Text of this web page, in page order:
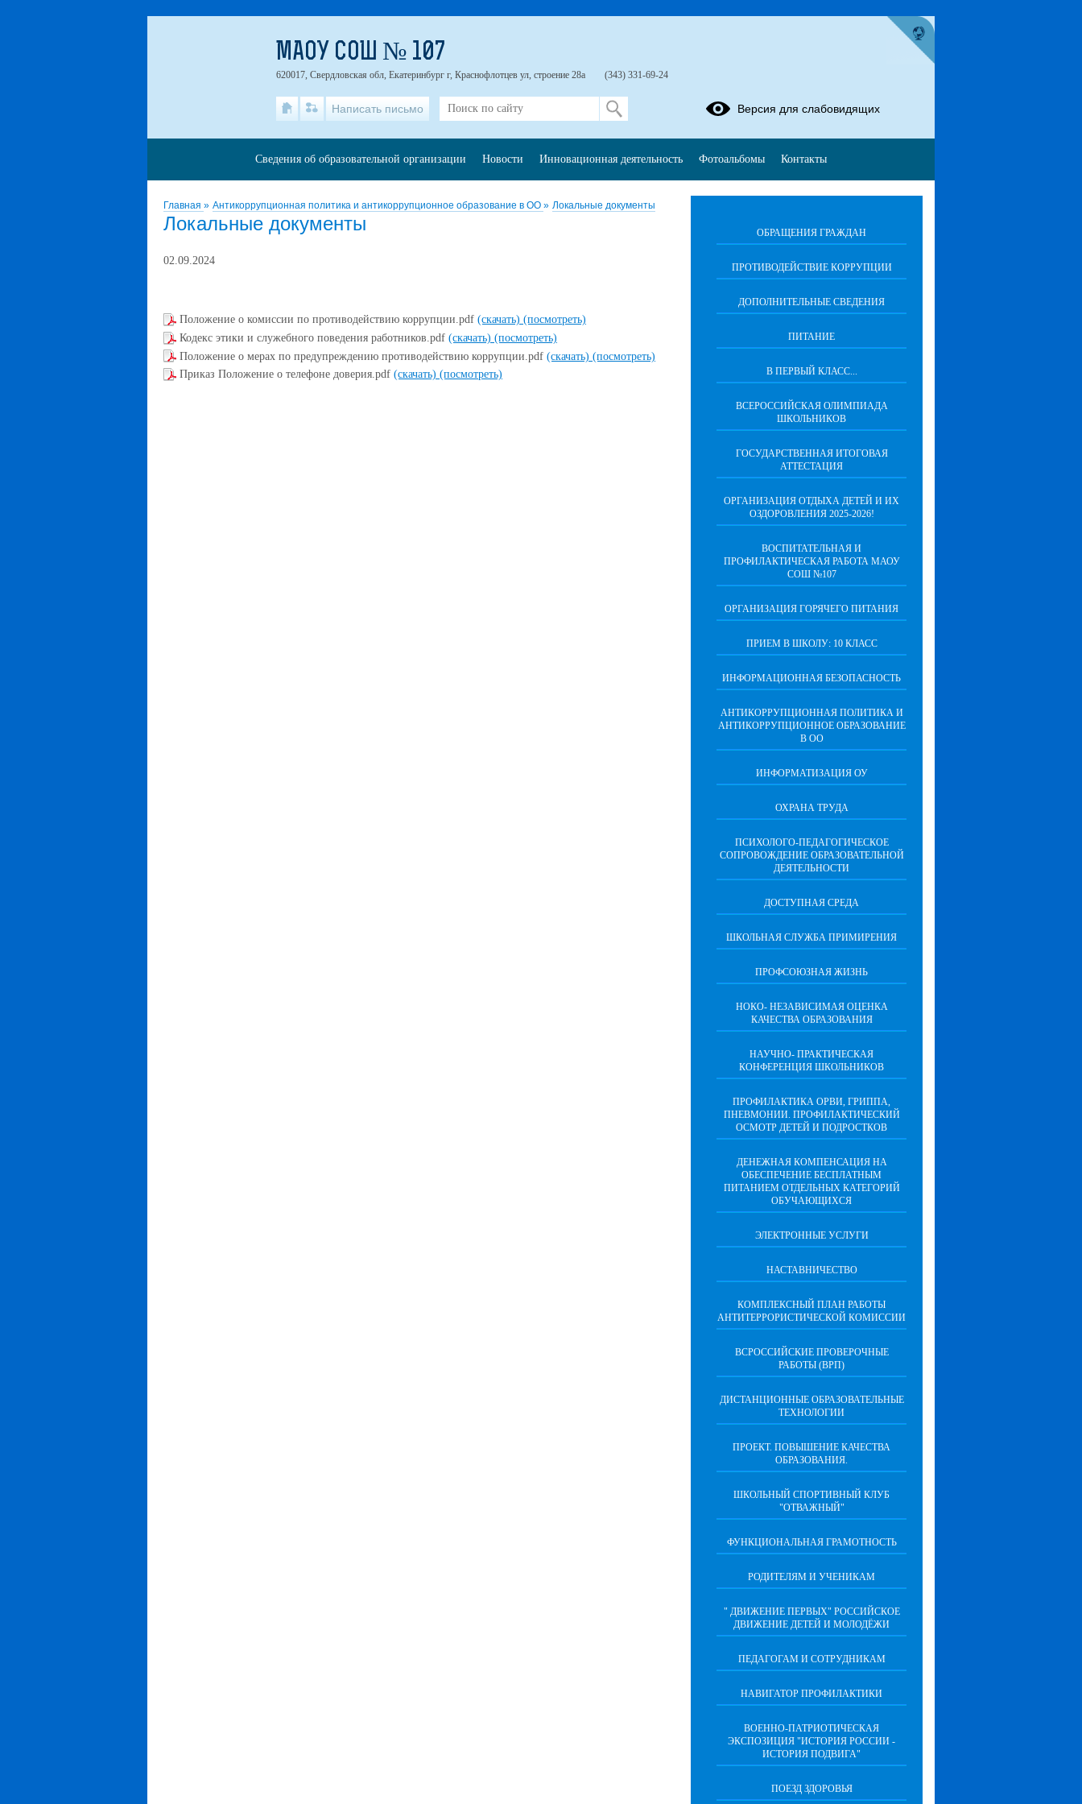
Главная » Антикоррупционная политика и антикоррупционное образование в ОО » Локальные документы
Локальные документы
02.09.2024
Положение о комиссии по противодействию коррупции.pdf (скачать) (посмотреть)
Кодекс этики и служебного поведения работников.pdf (скачать) (посмотреть)
Положение о мерах по предупреждению противодействию коррупции.pdf (скачать) (посмотреть)
Приказ Положение о телефоне доверия.pdf (скачать) (посмотреть)
ОБРАЩЕНИЯ ГРАЖДАН
ПРОТИВОДЕЙСТВИЕ КОРРУПЦИИ
ДОПОЛНИТЕЛЬНЫЕ СВЕДЕНИЯ
ПИТАНИЕ
В ПЕРВЫЙ КЛАСС...
ВСЕРОССИЙСКАЯ ОЛИМПИАДА
ШКОЛЬНИКОВ
ГОСУДАРСТВЕННАЯ ИТОГОВАЯ
АТТЕСТАЦИЯ
ОРГАНИЗАЦИЯ ОТДЫХА ДЕТЕЙ И ИХ
ОЗДОРОВЛЕНИЯ 2025-2026!
ВОСПИТАТЕЛЬНАЯ И
ПРОФИЛАКТИЧЕСКАЯ РАБОТА МАОУ
СОШ №107
ОРГАНИЗАЦИЯ ГОРЯЧЕГО ПИТАНИЯ
ПРИЕМ В ШКОЛУ: 10 КЛАСС
ИНФОРМАЦИОННАЯ БЕЗОПАСНОСТЬ
АНТИКОРРУПЦИОННАЯ ПОЛИТИКА И
АНТИКОРРУПЦИОННОЕ ОБРАЗОВАНИЕ
В ОО
ИНФОРМАТИЗАЦИЯ ОУ
ОХРАНА ТРУДА
ПCИХОЛОГО-ПЕДАГОГИЧЕСКОЕ
СОПРОВОЖДЕНИЕ ОБРАЗОВАТЕЛЬНОЙ
ДЕЯТЕЛЬНОСТИ
ДОСТУПНАЯ СРЕДА
ШКОЛЬНАЯ СЛУЖБА ПРИМИРЕНИЯ
ПРОФСОЮЗНАЯ ЖИЗНЬ
НОКО- НЕЗАВИСИМАЯ ОЦЕНКА
КАЧЕСТВА ОБРАЗОВАНИЯ
НАУЧНО- ПРАКТИЧЕСКАЯ
КОНФЕРЕНЦИЯ ШКОЛЬНИКОВ
ПРОФИЛАКТИКА ОРВИ, ГРИППА,
ПНЕВМОНИИ. ПРОФИЛАКТИЧЕСКИЙ
ОСМОТР ДЕТЕЙ И ПОДРОСТКОВ
ДЕНЕЖНАЯ КОМПЕНСАЦИЯ НА
ОБЕСПЕЧЕНИЕ БЕСПЛАТНЫМ
ПИТАНИЕМ ОТДЕЛЬНЫХ КАТЕГОРИЙ
ОБУЧАЮЩИХСЯ
ЭЛЕКТРОННЫЕ УСЛУГИ
НАСТАВНИЧЕСТВО
КОМПЛЕКСНЫЙ ПЛАН РАБОТЫ
АНТИТЕРРОРИСТИЧЕСКОЙ КОМИССИИ
ВСРОССИЙСКИЕ ПРОВЕРОЧНЫЕ
РАБОТЫ (ВРП)
ДИСТАНЦИОННЫЕ ОБРАЗОВАТЕЛЬНЫЕ
ТЕХНОЛОГИИ
ПРОЕКТ. ПОВЫШЕНИЕ КАЧЕСТВА
ОБРАЗОВАНИЯ.
ШКОЛЬНЫЙ СПОРТИВНЫЙ КЛУБ
"ОТВАЖНЫЙ"
ФУНКЦИОНАЛЬНАЯ ГРАМОТНОСТЬ
РОДИТЕЛЯМ И УЧЕНИКАМ
" ДВИЖЕНИЕ ПЕРВЫХ" РОССИЙСКОЕ
ДВИЖЕНИЕ ДЕТЕЙ И МОЛОДЁЖИ
ПЕДАГОГАМ И СОТРУДНИКАМ
НАВИГАТОР ПРОФИЛАКТИКИ
ВОЕННО-ПАТРИОТИЧЕСКАЯ
ЭКСПОЗИЦИЯ "ИСТОРИЯ РОССИИ -
ИСТОРИЯ ПОДВИГА"
ПОЕЗД ЗДОРОВЬЯ
МАОУ СОШ № 107
620017, Свердловская обл, Екатеринбург г, Краснофлотцев ул, строение 28а (343) 331-69-24
Написать письмо Версия для слабовидящих
Сведения об образовательной организации Новости Инновационная деятельность Фотоальбомы Контакты